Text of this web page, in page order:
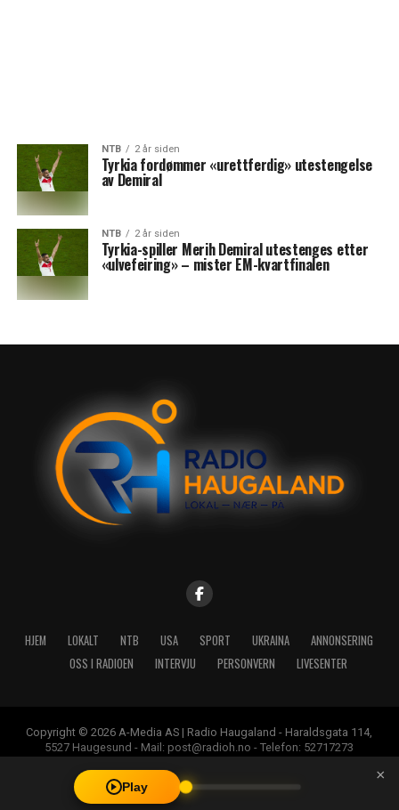
NTB 2 år siden
Tyrkia fordømmer «urettferdig» utestengelse
av Demiral
NTB 2 år siden
Tyrkia-spiller Merih Demiral utestenges etter
«ulvefeiring» – mister EM-kvartfinalen
HJEM LOKALT NTB USA SPORT UKRAINA
ANNONSERING
OSS I RADIOEN
INTERVJU PERSONVERN LIVESENTER
Copyright © 2026 A-Media AS | Radio Haugaland - Haraldsgata 114,
5527 Haugesund - Mail: post@radioh.no - Telefon: 52717273
Play
×